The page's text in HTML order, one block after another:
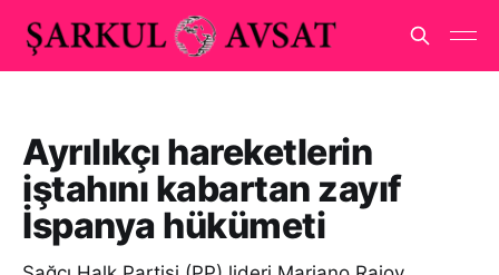
Ayrılıkçı hareketlerin
iştahını kabartan zayıf
İspanya hükümeti